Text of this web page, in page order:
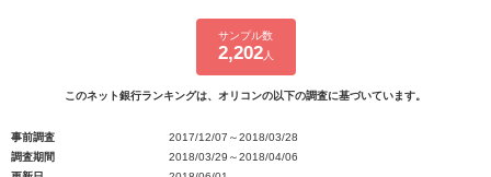
サンプル数
2,202人
このネット銀行ランキングは、オリコンの以下の調査に基づいています。
事前調査
2017/12/07～2018/03/28
調査期間
2018/03/29～2018/04/06